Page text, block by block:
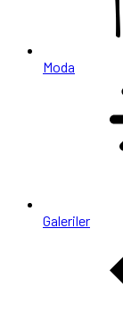
Moda
Galeriler